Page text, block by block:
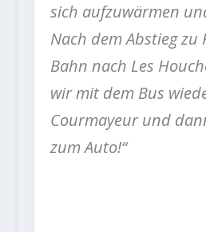
sich aufzuwärmen
Nach dem Abstieg
Bahn nach Les
wir mit dem Bus
Courmayeur und
zum Auto!“